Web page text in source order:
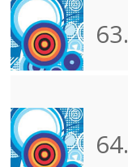
63.
64.